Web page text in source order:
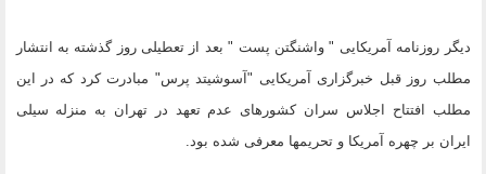
دیگر روزنامه آمریکایی " واشنگتن پست " بعد از تعطیلی روز گذشته به انتشار
مطلب روز قبل خبرگزاری آمریکایی "آسوشیتد پرس" مبادرت کرد که در این
مطلب افتتاح اجلاس سران کشورهای عدم تعهد در تهران به منزله سیلی
ایران بر چهره آمریکا و تحریمها معرفی شده بود.